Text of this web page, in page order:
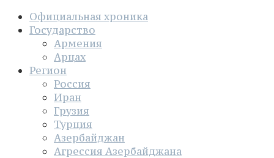
Официальная хроника
Государство
Армения
Арцах
Регион
Россия
Иран
Грузия
Турция
Азербайджан
Агрессия Азербайджана